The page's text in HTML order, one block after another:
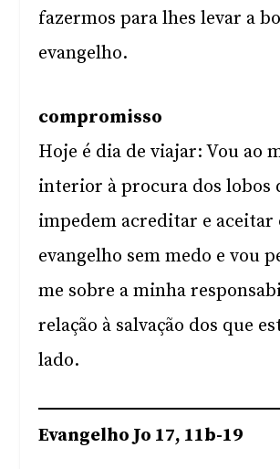
fazermos para lhes levar a
evangelho.
compromisso
Hoje é dia de viajar: Vou ao
interior à procura dos lobos
impedem acreditar e aceitar
evangelho sem medo e vou
me sobre a minha
relação à salvação dos que
lado.
Evangelho Jo 17, 11b-19